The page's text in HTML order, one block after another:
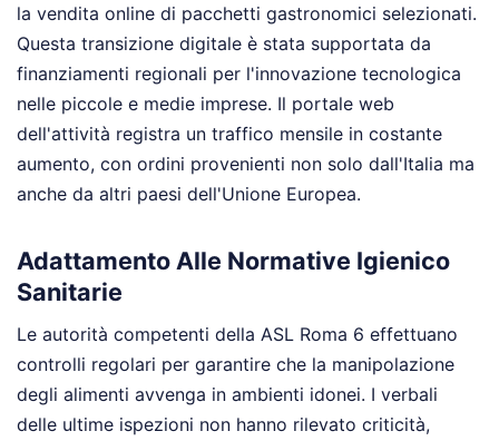
la vendita online di pacchetti gastronomici selezionati.
Questa transizione digitale è stata supportata da
finanziamenti regionali per l'innovazione tecnologica
nelle piccole e medie imprese. Il portale web
dell'attività registra un traffico mensile in costante
aumento, con ordini provenienti non solo dall'Italia ma
anche da altri paesi dell'Unione Europea.
Adattamento Alle Normative Igienico
Sanitarie
Le autorità competenti della ASL Roma 6 effettuano
controlli regolari per garantire che la manipolazione
degli alimenti avvenga in ambienti idonei. I verbali
delle ultime ispezioni non hanno rilevato criticità,